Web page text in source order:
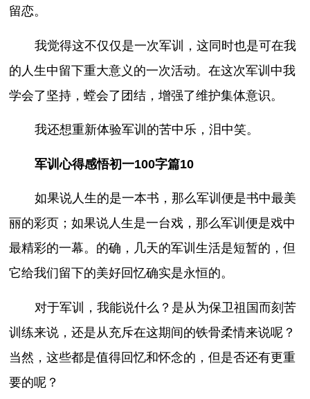
留恋。
我觉得这不仅仅是一次军训，这同时也是可在我
的人生中留下重大意义的一次活动。在这次军训中我
学会了坚持，螳会了团结，增强了维护集体意识。
我还想重新体验军训的苦中乐，泪中笑。
军训心得感悟初一100字篇10
如果说人生的是一本书，那么军训便是书中最美
丽的彩页；如果说人生是一台戏，那么军训便是戏中
最精彩的一幕。的确，几天的军训生活是短暂的，但
它给我们留下的美好回忆确实是永恒的。
对于军训，我能说什么？是从为保卫祖国而刻苦
训练来说，还是从充斥在这期间的铁骨柔情来说呢？
当然，这些都是值得回忆和怀念的，但是否还有更重
要的呢？